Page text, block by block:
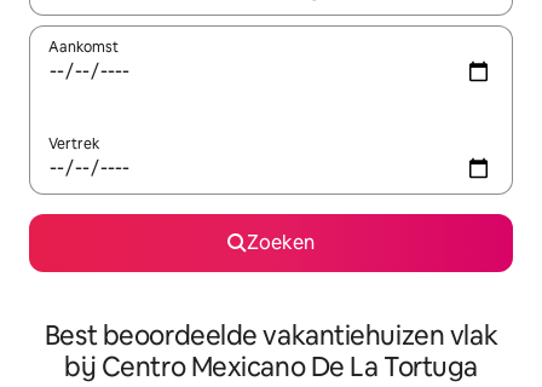
Aankomst
Vertrek
Zoeken
Best beoordeelde vakantiehuizen vlak
bij Centro Mexicano De La Tortuga